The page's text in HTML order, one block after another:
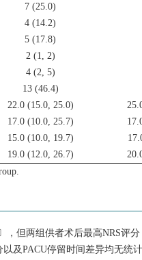
7 (25.0)
4 (14.2)
5 (17.8)
2 (1, 2)
4 (2, 5)
13 (46.4)
22.0 (15.0, 25.0)
17.0 (10.0, 25.7)
15.0 (10.0, 19.7)
19.0 (12.0, 26.7)
，但两组供者术后最高NRS评
及PACU停留时间差异均无统